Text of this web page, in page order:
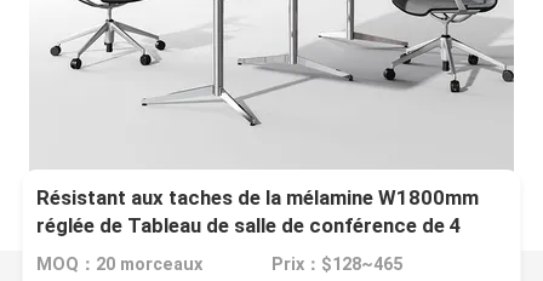
Résistant aux taches de la mélamine W1800mm
réglée de Tableau de salle de conférence de 4
personnes
MOQ：20 morceaux Prix：$128~465